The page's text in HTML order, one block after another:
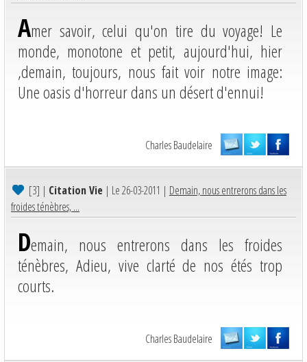
Amer savoir, celui qu'on tire du voyage! Le
monde, monotone et petit, aujourd'hui, hier
,demain, toujours, nous fait voir notre image:
Une oasis d'horreur dans un désert d'ennui!
Charles Baudelaire
[3] | Citation Vie | Le 26-03-2011 | Demain, nous entrerons dans les
froides ténèbres, ...
Demain, nous entrerons dans les froides
ténèbres, Adieu, vive clarté de nos étés trop
courts.
Charles Baudelaire